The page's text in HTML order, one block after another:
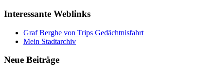
Interessante Weblinks
Graf Berghe von Trips Gedächtnisfahrt
Mein Stadtarchiv
Neue Beiträge